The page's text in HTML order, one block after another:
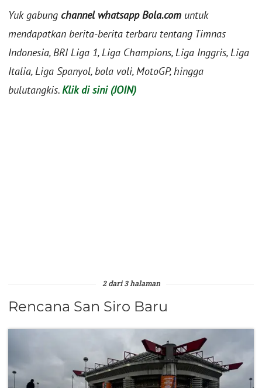
Yuk gabung channel whatsapp Bola.com untuk
mendapatkan berita-berita terbaru tentang Timnas
Indonesia, BRI Liga 1, Liga Champions, Liga Inggris, Liga
Italia, Liga Spanyol, bola voli, MotoGP, hingga
bulutangkis.Klik di sini (JOIN)
2 dari 3 halaman
Rencana San Siro Baru